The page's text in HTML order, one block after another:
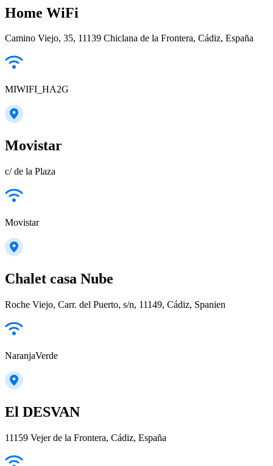
Home WiFi
Camino Viejo, 35, 11139 Chiclana de la Frontera, Cádiz, España
MIWIFI_HA2G
Movistar
c/ de la Plaza
Movistar
Chalet casa Nube
Roche Viejo, Carr. del Puerto, s/n, 11149, Cádiz, Spanien
NaranjaVerde
El DESVAN
11159 Vejer de la Frontera, Cádiz, España